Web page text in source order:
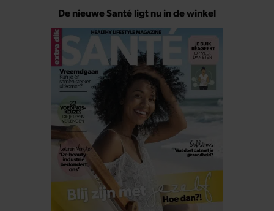
De nieuwe Santé ligt nu in de winkel